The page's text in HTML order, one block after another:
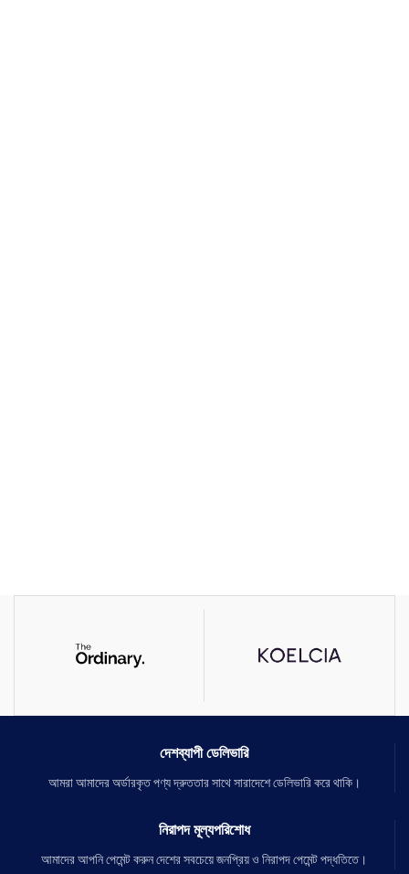
দেশব্যাপী ডেলিভারি
আমরা আমাদের অর্ডারকৃত পণ্য দ্রুততার সাথে সারাদেশে ডেলিভারি করে থাকি।
নিরাপদ মূল্যপরিশোধ
আমাদের আপনি পেমেন্ট করুন দেশের সবচেয়ে জনপ্রিয় ও নিরাপদ পেমেন্ট পদ্ধতিতে।